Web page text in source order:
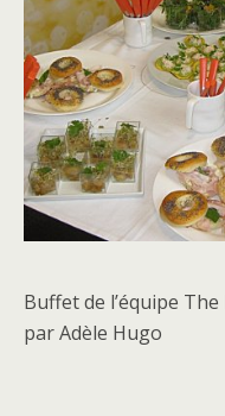
Buffet de l’équipe
par Adèle Hugo